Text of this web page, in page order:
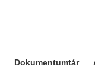
Dokumentumtár